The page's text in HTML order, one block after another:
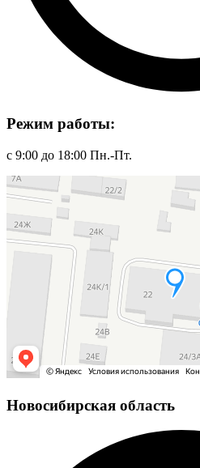
Режим работы:
с 9:00 до 18:00 Пн.-Пт.
Новосибирская область